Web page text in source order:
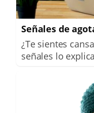
Señales de
¿Te sientes
señales lo